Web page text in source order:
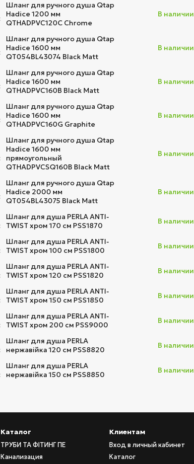
Шланг для ручного душа Qtap
Hadice 1200 мм
QTHADPVC120C Chrome
В наличии
Шланг для ручного душа Qtap
Hadice 1600 мм
QT054BL43074 Black Matt
В наличии
Шланг для ручного душа Qtap
Hadice 1600 мм
QTHADPVC160B Black Matt
В наличии
Шланг для ручного душа Qtap
Hadice 1600 мм
QTHADPVC160G Graphite
В наличии
Шланг для ручного душа Qtap
Hadice 1600 мм
прямоугольный
QTHADPVCSQ160B Black Matt
В наличии
Шланг для ручного душа Qtap
Hadice 2000 мм
QT054BL43075 Black Matt
В наличии
Шланг для душа PERLA ANTI-
TWIST хром 170 см PSS1870
В наличии
Шланг для душа PERLA ANTI-
TWIST хром 100 см PSS1800
В наличии
Шланг для душа PERLA ANTI-
TWIST хром 120 см PSS1820
В наличии
Шланг для душа PERLA ANTI-
TWIST хром 150 см PSS1850
В наличии
Шланг для душа PERLA ANTI-
TWIST хром 200 см PSS9000
В наличии
Шланг для душа PERLA
нержавійка 120 см PSS8820
В наличии
Шланг для душа PERLA
нержавійка 150 см PSS8850
В наличии
Каталог
ТРУБИ ТА ФІТИНГ ПЕ
Канализация
Клиентам
Вход в личный кабинет
Каталог